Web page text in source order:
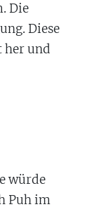
Die
Diese
her und
würde
Puh im